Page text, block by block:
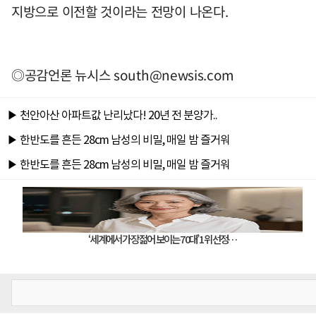
지방으로 이전할 것이라는 전망이 나온다.
◎공감언론 뉴시스south@newsis.com